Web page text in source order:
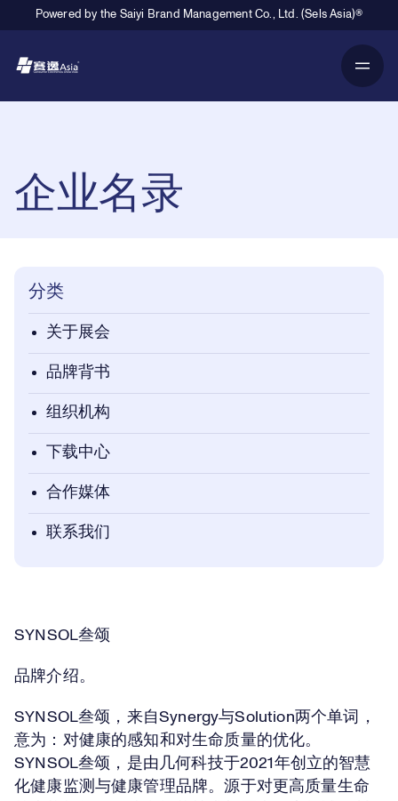
Powered by the Saiyi Brand Management Co., Ltd. (Sels Asia)®
企业名录
分类
关于展会
品牌背书
组织机构
下载中心
合作媒体
联系我们
SYNSOL叁颂
品牌介绍。
SYNSOL叁颂，来自Synergy与Solution两个单词，
意为：对健康的感知和对生命质量的优化。
SYNSOL叁颂，是由几何科技于2021年创立的智慧
化健康监测与健康管理品牌。源于对更高质量生命